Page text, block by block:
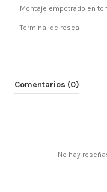
Montaje empotrado en
Terminal de rosca
Comentarios (0)
No hay